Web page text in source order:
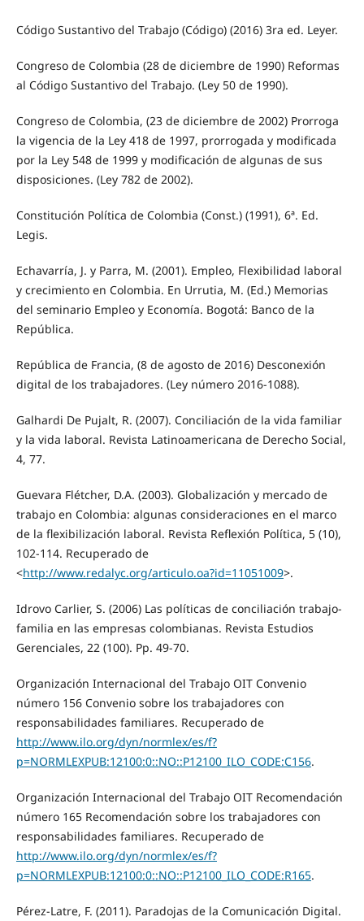
Código Sustantivo del Trabajo (Código) (2016) 3ra ed. Leyer.
Congreso de Colombia (28 de diciembre de 1990) Reformas
al Código Sustantivo del Trabajo. (Ley 50 de 1990).
Congreso de Colombia, (23 de diciembre de 2002) Prorroga
la vigencia de la Ley 418 de 1997, prorrogada y modificada
por la Ley 548 de 1999 y modificación de algunas de sus
disposiciones. (Ley 782 de 2002).
Constitución Política de Colombia (Const.) (1991), 6ª. Ed.
Legis.
Echavarría, J. y Parra, M. (2001). Empleo, Flexibilidad laboral
y crecimiento en Colombia. En Urrutia, M. (Ed.) Memorias
del seminario Empleo y Economía. Bogotá: Banco de la
República.
República de Francia, (8 de agosto de 2016) Desconexión
digital de los trabajadores. (Ley número 2016-1088).
Galhardi De Pujalt, R. (2007). Conciliación de la vida familiar
y la vida laboral. Revista Latinoamericana de Derecho Social,
4, 77.
Guevara Flétcher, D.A. (2003). Globalización y mercado de
trabajo en Colombia: algunas consideraciones en el marco
de la flexibilización laboral. Revista Reflexión Política, 5 (10),
102-114. Recuperado de
<http://www.redalyc.org/articulo.oa?id=11051009>.
Idrovo Carlier, S. (2006) Las políticas de conciliación trabajo-
familia en las empresas colombianas. Revista Estudios
Gerenciales, 22 (100). Pp. 49-70.
Organización Internacional del Trabajo OIT Convenio
número 156 Convenio sobre los trabajadores con
responsabilidades familiares. Recuperado de
http://www.ilo.org/dyn/normlex/es/f?
p=NORMLEXPUB:12100:0::NO::P12100_ILO_CODE:C156.
Organización Internacional del Trabajo OIT Recomendación
número 165 Recomendación sobre los trabajadores con
responsabilidades familiares. Recuperado de
http://www.ilo.org/dyn/normlex/es/f?
p=NORMLEXPUB:12100:0::NO::P12100_ILO_CODE:R165.
Pérez-Latre, F. (2011). Paradojas de la Comunicación Digital.